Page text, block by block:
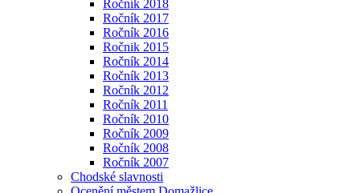
Ročník 2018
Ročník 2017
Ročník 2016
Ročnik 2015
Ročník 2014
Ročník 2013
Ročník 2012
Ročník 2011
Ročník 2010
Ročník 2009
Ročník 2008
Ročník 2007
Chodské slavnosti